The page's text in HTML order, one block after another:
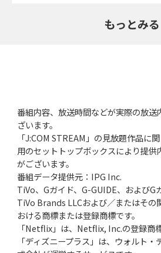
もっとみる
番組内容、放送時間などが実際の放送
ざいます。
「J:COM STREAM」の見放題作品に
用のセットトップボックスにより提供
がございます。
番組データ提供元：IPG Inc.
TiVo、Gガイド、G-GUIDE、およびG
TiVo Brands LLCおよび／またはその
おける商標または登録商標です。
「Netflix」は、Netflix, Inc.の登録商標
「ディズニープラス」は、ウォルト